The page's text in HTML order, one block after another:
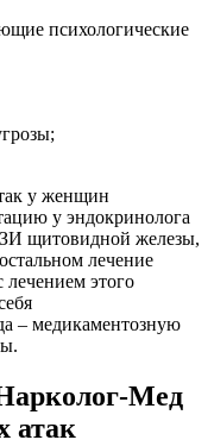
психологические
у женщин
у эндокринолога
щитовидной железы,
лечение
этого
– медикаментозную
Мед
атак